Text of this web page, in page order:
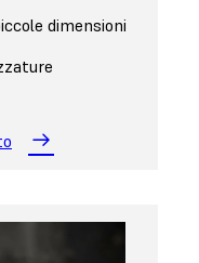
dimensioni